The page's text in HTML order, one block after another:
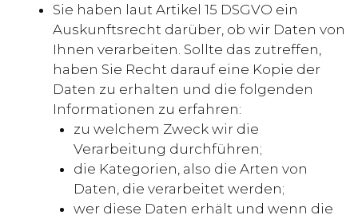
Sie haben laut Artikel 15 DSGVO ein
Auskunftsrecht darüber, ob wir Daten von
Ihnen verarbeiten. Sollte das zutreffen,
haben Sie Recht darauf eine Kopie der
Daten zu erhalten und die folgenden
Informationen zu erfahren:
zu welchem Zweck wir die
Verarbeitung durchführen;
die Kategorien, also die Arten von
Daten, die verarbeitet werden;
wer diese Daten erhält und wenn die